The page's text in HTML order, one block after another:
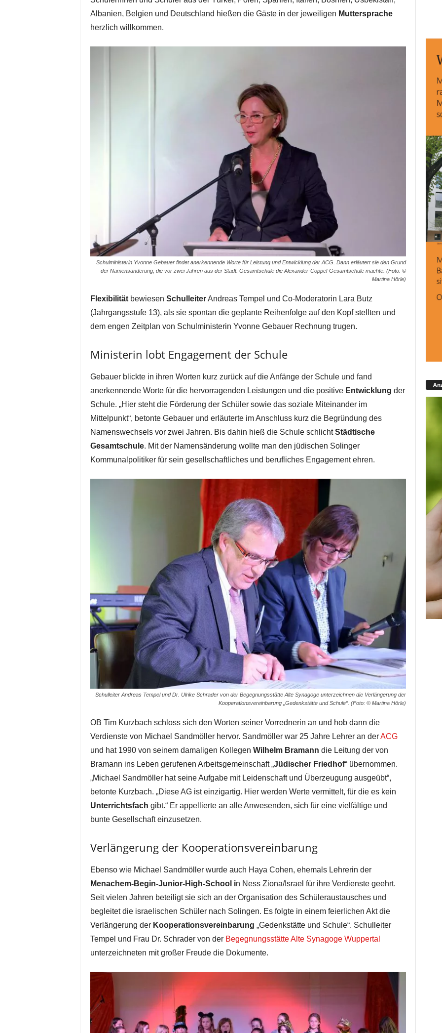
Albanien, Belgien und Deutschland hießen die Gäste in der jeweiligen Muttersprache
herzlich willkommen.
Schulministerin Yvonne Gebauer findet anerkennende Worte für Leistung und Entwicklung der ACG. Dann erläutert sie den Grund
der Namensänderung, die vor zwei Jahren aus der Städt. Gesamtschule die Alexander-Coppel-Gesamtschule machte. (Foto: ©
Martina Hörle)
Flexibilitätbewiesen SchulleiterAndreas Tempel und Co-Moderatorin Lara Butz
(Jahrgangsstufe 13), als sie spontan die geplante Reihenfolge auf den Kopf stellten und
dem engen Zeitplan von Schulministerin Yvonne Gebauer Rechnung trugen.
Ministerin lobt Engagement der Schule
Gebauer blickte in ihren Worten kurz zurück auf die Anfänge der Schule und fand
anerkennende Worte für die hervorragenden Leistungen und die positive Entwicklung der
Schule. „Hier steht die Förderung der Schüler sowie das soziale Miteinander im
Mittelpunkt“, betonte Gebauer und erläuterte im Anschluss kurz die Begründung des
Namenswechsels vor zwei Jahren. Bis dahin hieß die Schule schlichtStädtische
Gesamtschule. Mit der Namensänderung wollte man den jüdischen Solinger
Kommunalpolitiker für sein gesellschaftliches und berufliches Engagement ehren.
Schulleiter Andreas Tempel und Dr. Ulrike Schrader von der Begegnungsstätte Alte Synagoge unterzeichnen die Verlängerung der
Kooperationsvereinbarung „Gedenkstätte und Schule“. (Foto: © Martina Hörle)
OB Tim Kurzbach schloss sich den Worten seiner Vorrednerin an und hob dann die
Verdienste von Michael Sandmöller hervor. Sandmöller war 25 Jahre Lehrer an derACG
und hat 1990 von seinem damaligen Kollegen Wilhelm Bramann die Leitung der von
Bramann ins Leben gerufenen Arbeitsgemeinschaft „Jüdischer Friedhof“ übernommen.
„Michael Sandmöller hat seine Aufgabe mit Leidenschaft und Überzeugung ausgeübt“,
betonte Kurzbach. „Diese AG ist einzigartig. Hier werden Werte vermittelt, für die es kein
Unterrichtsfach gibt.“ Er appellierte an alle Anwesenden, sich für eine vielfältige und
bunte Gesellschaft einzusetzen.
Verlängerung der Kooperationsvereinbarung
Ebenso wie Michael Sandmöller wurde auch Haya Cohen, ehemals Lehrerin der
Menachem-Begin-Junior-High-School in Ness Ziona/Israel für ihre Verdienste geehrt.
Seit vielen Jahren beteiligt sie sich an der Organisation des Schüleraustausches und
begleitet die israelischen Schüler nach Solingen. Es folgte in einem feierlichen Akt die
Verlängerung der Kooperationsvereinbarung „Gedenkstätte und Schule“. Schulleiter
Tempel und Frau Dr. Schrader von der Begegnungsstätte Alte Synagoge Wuppertal
unterzeichneten mit großer Freude die Dokumente.